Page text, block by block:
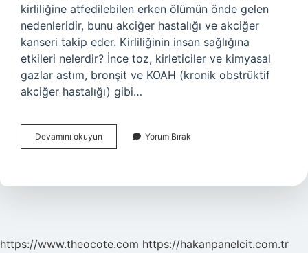
kirliliğine atfedilebilen erken ölümün önde gelen
nedenleridir, bunu akciğer hastalığı ve akciğer
kanseri takip eder. Kirliliğinin insan sağlığına
etkileri nelerdir? İnce toz, kirleticiler ve kimyasal
gazlar astım, bronşit ve KOAH (kronik obstrüktif
akciğer hastalığı) gibi…
Devamını okuyun
Kirliliğinin
Üzerindeki
Yol
Yorum Bırak
https://www.theocote.com https://hakanpanelcit.com.tr